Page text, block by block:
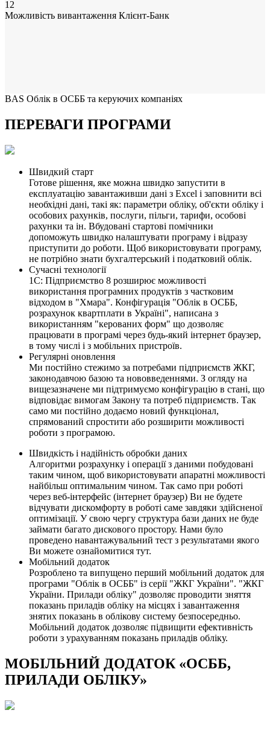
12
Можливість вивантаження Клієнт-Банк
BAS Облік в ОСББ та керуючих компаніях
ПЕРЕВАГИ ПРОГРАМИ
Швидкий старт
Готове рішення, яке можна швидко запустити в
експлуатацію завантаживши дані з Excel і заповнити всі
необхідні дані, такі як: параметри обліку, об'єкти обліку і
особових рахунків, послуги, пільги, тарифи, особові
рахунки та ін. Вбудовані стартові помічники
допоможуть швидко налаштувати програму і відразу
приступити до роботи. Щоб використовувати програму,
не потрібно знати бухгалтерський і податковий облік.
Сучасні технології
1С: Підприємство 8 розширює можливості
використання програмних продуктів з частковим
відходом в "Хмара". Конфігурація "Облік в ОСББ,
розрахунок квартплати в Україні", написана з
використанням "керованих форм" що дозволяє
працювати в програмі через будь-який інтернет браузер,
в тому числі і з мобільних пристроїв.
Регулярні оновлення
Ми постійно стежимо за потребами підприємств ЖКГ,
законодавчою базою та нововведеннями. З огляду на
вищезазначене ми підтримуємо конфігурацію в стані, що
відповідає вимогам Закону та потреб підприємств. Так
само ми постійно додаємо новий функціонал,
спрямований спростити або розширити можливості
роботи з програмою.
Швидкість і надійність обробки даних
Алгоритми розрахунку і операції з даними побудовані
таким чином, щоб використовувати апаратні можливості
найбільш оптимальним чином. Так само при роботі
через веб-інтерфейс (інтернет браузер) Ви не будете
відчувати дискомфорту в роботі саме завдяки здійсненої
оптимізації. У свою чергу структура бази даних не буде
займати багато дискового простору. Нами було
проведено навантажувальний тест з результатами якого
Ви можете ознайомитися тут.
Мобільний додаток
Розроблено та випущено перший мобільний додаток для
програми "Облік в ОСББ" із серії "ЖКГ України". "ЖКГ
України. Прилади обліку" дозволяє проводити зняття
показань приладів обліку на місцях і завантаження
знятих показань в облікову систему безпосередньо.
Мобільний додаток дозволяє підвищити ефективність
роботи з урахуванням показань приладів обліку.
МОБІЛЬНИЙ ДОДАТОК «ОСББ,
ПРИЛАДИ ОБЛІКУ»